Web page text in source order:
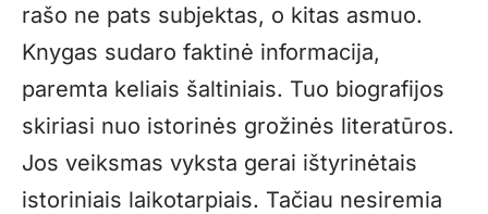
rašo ne pats subjektas, o kitas asmuo.
Knygas sudaro faktinė informacija,
paremta keliais šaltiniais. Tuo biografijos
skiriasi nuo istorinės grožinės literatūros.
Jos veiksmas vyksta gerai ištyrinėtais
istoriniais laikotarpiais. Tačiau nesiremia